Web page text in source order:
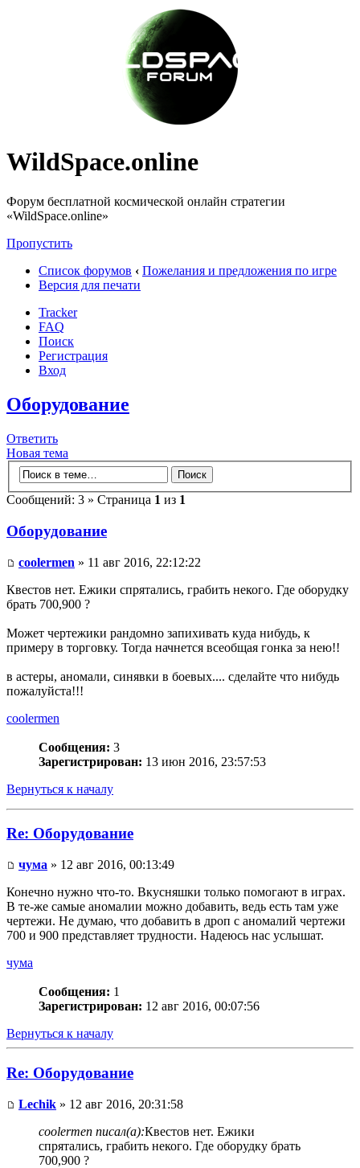
WildSpace.online
Форум бесплатной космической онлайн стратегии
«WildSpace.online»
Пропустить
Список форумов ‹ Пожелания и предложения по игре
Версия для печати
Tracker
FAQ
Поиск
Регистрация
Вход
Оборудование
Ответить
Новая тема
Сообщений: 3 » Страница 1 из 1
Оборудование
coolermen » 11 авг 2016, 22:12:22
Квестов нет. Ежики спрятались, грабить некого. Где оборудку
брать 700,900 ?
Может чертежики рандомно запихивать куда нибудь, к
примеру в торговку. Тогда начнется всеобщая гонка за нею!!
в астеры, аномали, синявки в боевых.... сделайте что нибудь
пожалуйста!!!
coolermen
Сообщения: 3
Зарегистрирован: 13 июн 2016, 23:57:53
Вернуться к началу
Re: Оборудование
чума » 12 авг 2016, 00:13:49
Конечно нужно что-то. Вкусняшки только помогают в играх.
В те-же самые аномалии можно добавить, ведь есть там уже
чертежи. Не думаю, что добавить в дроп с аномалий чертежи
700 и 900 представляет трудности. Надеюсь нас услышат.
чума
Сообщения: 1
Зарегистрирован: 12 авг 2016, 00:07:56
Вернуться к началу
Re: Оборудование
Lechik » 12 авг 2016, 20:31:58
coolermen писал(а):Квестов нет. Ежики
спрятались, грабить некого. Где оборудку брать
700,900 ?